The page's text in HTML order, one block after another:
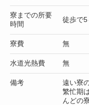
寮までの所要
時間
徒歩で
寮費 無
水道光熱費 無
備考
遠い寮
繁忙期
んどの